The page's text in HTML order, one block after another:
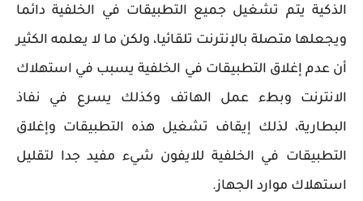
الذكية يتم تشغيل جميع التطبيقات في الخلفية دائما
ويجعلها متصلة بالإنترنت تلقائيا، ولكن ما لا يعلمه الكثير
أن عدم إغلاق التطبيقات في الخلفية يسبب في استهلاك
الانترنت وبطء عمل الهاتف وكذلك يسرع في نفاذ
البطارية، لذلك إيقاف تشغيل هذه التطبيقات وإغلاق
التطبيقات في الخلفية للايفون شيء مفيد جدا لتقليل
استهلاك موارد الجهاز.